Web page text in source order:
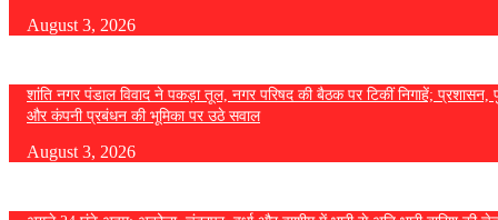
August 3, 2026
शांति नगर पंडाल विवाद ने पकड़ा तूल, नगर परिषद की बैठक पर टिकीं निगाहें; प्रशासन,
और कंपनी प्रबंधन की भूमिका पर उठे सवाल
August 3, 2026